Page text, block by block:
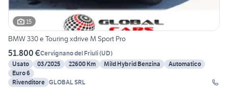
15
BMW 330 e Touring xdrive M Sport Pro
51.800 €Cervignano del Friuli(UD)
Usato
03/2025 22600 Km Mild Hybrid Benzina
Automatico
Euro 6
Rivenditore GLOBAL SRL